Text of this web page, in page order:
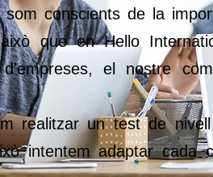
conscients de la
que en Hello
el nostre
realitzar un test de nivell
intentem adaptar cada